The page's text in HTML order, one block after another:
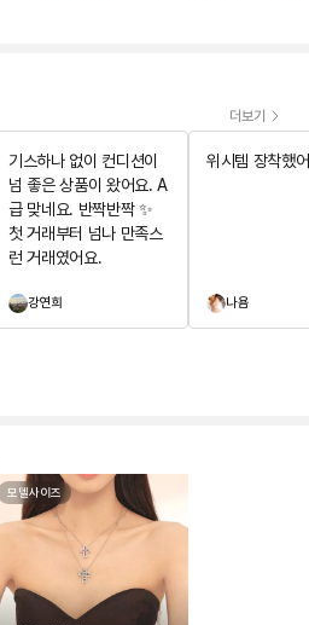
더보기
기스하나 없이 컨디션이
넘 좋은 상품이 왔어요. A
급 맞네요. 반짝반짝 ✨️
첫 거래부터 넘나 만족스
런 거래였어요.
강연희
위시템 장착했
나욤
모델사이즈